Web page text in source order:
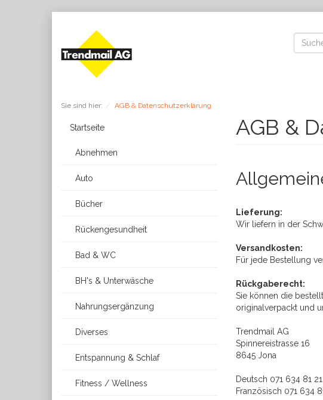
Sie sind hier: AGB & Datenschutzerklärung
Startseite
Abnehmen
Auto
Bücher
Rückengesundheit
Bad & WC
BH's & Unterwäsche
Nahrungsergänzung
Diverses
Entspannung & Schlaf
Fitness / Wellness
AGB &
Lieferung:
Wir liefern in der
Versandkosten:
Für jede Bestellung
Rückgaberecht:
Sie können die
originalverpackt und
Trendmail AG
Spinnereistrasse 16
8645 Jona
Deutsch 071 634 81 21
Französisch 071 634